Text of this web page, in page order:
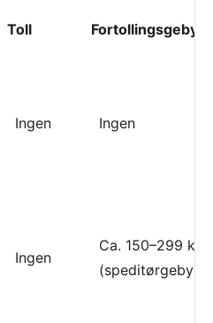
Toll Fortollingsgebyr
Ingen Ingen
Ingen
Ca. 150–299 kr
(speditørgebyr)